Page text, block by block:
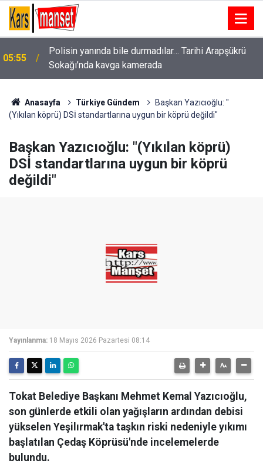
05:55
Polisin yanında bile durmadılar… Tarihi Arapşükrü
Sokağı’nda kavga kamerada
Anasayfa Türkiye Gündem
Başkan Yazıcıoğlu: "
(Yıkılan köprü) DSİ standartlarına uygun bir köprü değildi"
Başkan Yazıcıoğlu: "(Yıkılan köprü)
DSİ standartlarına uygun bir köprü
değildi"
Yayınlanma: 18 Mayıs 2026 Pazartesi 08:14
Tokat Belediye Başkanı Mehmet Kemal Yazıcıoğlu,
son günlerde etkili olan yağışların ardından debisi
yükselen Yeşilırmak'ta taşkın riski nedeniyle yıkımı
başlatılan Çedaş Köprüsü'nde incelemelerde
bulundu.